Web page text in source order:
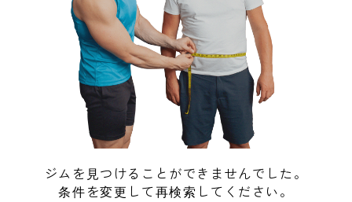
ジムを見つけることができませんでした。
条件を変更して再検索してください。